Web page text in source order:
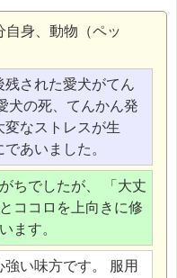
身、動物（ペッ
された愛犬がてん
犬の死、てんかん発
なストレスが生
あいました。
ちでしたが、 「大丈
ココロを上向きに修
ます。
い味方です。 服用